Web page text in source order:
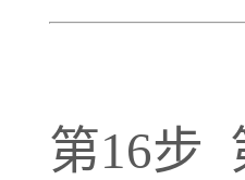
第16步